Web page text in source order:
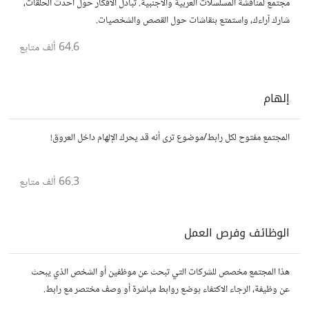
مجتمع لمناقشة المسلسلات العربية والأجنبية. تبادل الأفكار حول أحدث الحلقات،
شارك آراءك، واستمتع بنقاشات حول القصص والشخصيات.
64.6 ألف متابع
إلهام
المجتمع مفتوح لكل رابط/موضوع ترى أنه قد يحرك الإلهام داخل العروق!
66.3 ألف متابع
الوظائف وفرص العمل
هذا المجتمع مخصص للشركات التي تبحث عن موظفين أو الشخص الذي يبحث
عن وظيفة، الرجاء الاكتفاء بوضع روابط مباشرة أو وصف مختصر مع رابط.